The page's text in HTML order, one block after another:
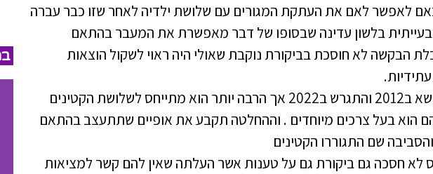
לאפשר לאם את העתקת המגורים עם שלושת ילדיה לאחר שזו כבר עברה
בלשון עדינה שבסופו של דבר מאפשרת את המעבר בהתאם
הבקשה לא חוסכת בביקורת נוקבת שאולי היה ראוי לשקול הוצאות
המקרה מתייחס לזוג שנישא ב2012 והתגרש ב2022 אך הרבה יותר הוא מתייחס לשלושת הקטינים
הוא בעל צרכים מיוחדים . וההחלטה תקבע את אופיים שתתעצב בהתאם
שם התגוררו הקטינים
לא חסכה גם ביקורת גם על טענות אשר העלתה שאין להם קשר למציאות